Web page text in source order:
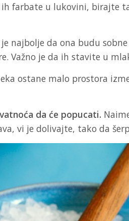
farbate u lukovini, birajte
najbolje da ona budu
Važno je da ih stavite u
ostane malo prostora
da će popucati.
vi je dolivajte, tako da